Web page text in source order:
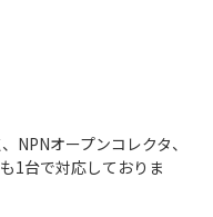
NPNオープンコレクタ、
1台で対応しておりま